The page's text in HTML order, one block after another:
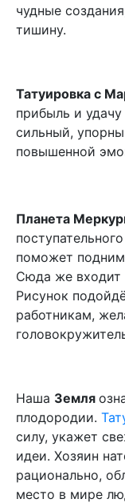
чудные
тишину.
Татуировка с
прибыль и
сильный,
повышенной
Планета
поможет
Сюда же входит
Рисунок
работникам,
Наша Земля
плодородии.
силу, укажет
идеи. Хозяин
рационально,
место в мире